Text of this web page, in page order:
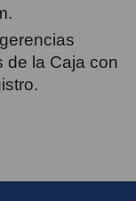
de la Caja con